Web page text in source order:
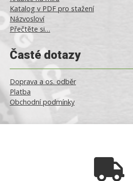
Katalog v PDF pro stažení
Názvosloví
Přečtěte si…
Časté dotazy
Doprava a os. odběr
Platba
Obchodní podmínky